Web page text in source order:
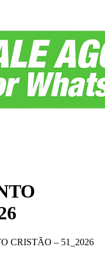
CRISTÃO – 51_2026